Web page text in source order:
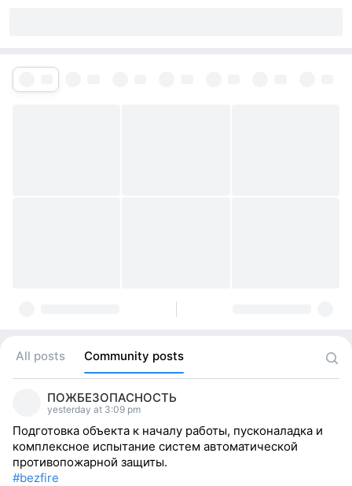
All posts Community posts
ПОЖБЕЗОПАСНОСТЬ
yesterday at 3:09 pm
Подготовка объекта к началу работы, пусконаладка и
комплексное испытание систем автоматической
противопожарной защиты.
#bezfire